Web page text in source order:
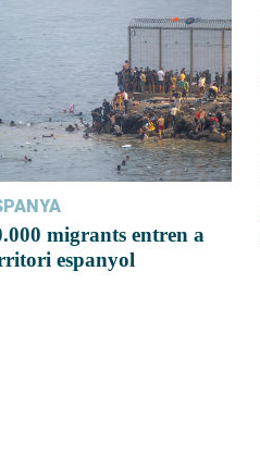
migrants entren a
espanyol